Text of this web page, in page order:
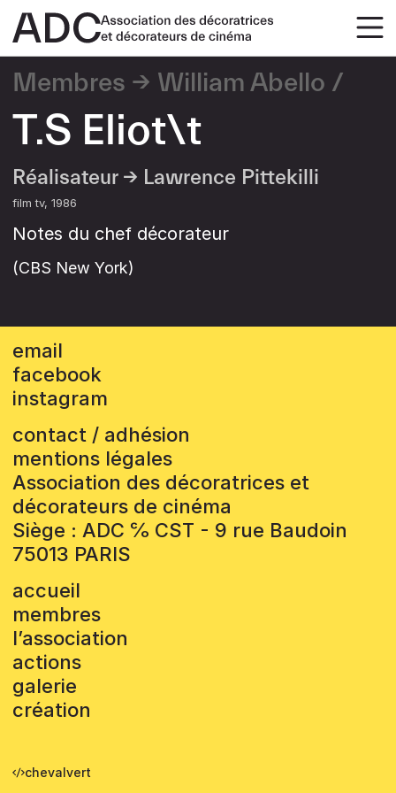
Membres William Abello
T.S Eliot\t
Réalisateur → Lawrence Pittekilli
film tv 1986
Notes du chef décorateur
(CBS New York)
email
facebook
instagram
contact / adhésion
mentions légales
Association des décoratrices et
décorateurs de cinéma
Siège : ADC ℅ CST - 9 rue Baudoin
75013 PARIS
accueil
membres
l’association
actions
galerie
création
chevalvert